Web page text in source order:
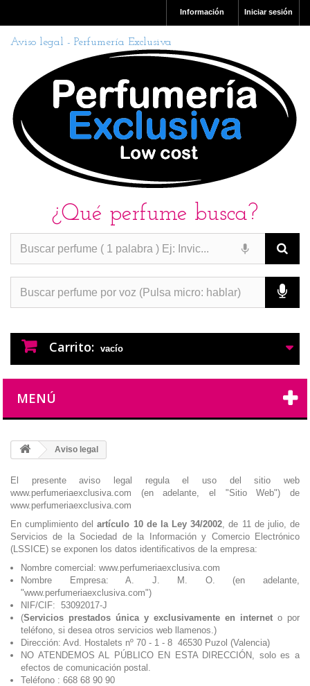
Iniciar sesión
Información
Aviso legal - Perfumería Exclusiva
¿Qué perfume busca?
Carrito: vacío
MENÚ
Aviso legal
El presente aviso legal regula el uso del sitio web
www.perfumeriaexclusiva.com (en adelante, el "Sitio Web") de
www.perfumeriaexclusiva.com
En cumplimiento delartículo 10 de la Ley 34/2002 , de 11 de julio, de
Servicios de la Sociedad de la Información y Comercio Electrónico
(LSSICE) se exponen los datos identificativos de la empresa:
Nombre comercial: www.perfumeriaexclusiva.com
Nombre Empresa: A. J. M. O. (en adelante,
"www.perfumeriaexclusiva.com")
NIF/CIF: 53092017-J
(Servicios prestados única y exclusivamente en internet o por
teléfono, si desea otros servicios web llamenos.)
Dirección: Avd. Hostalets nº 70 - 1 - 8 46530 Puzol (Valencia)
NO ATENDEMOS AL PÚBLICO EN ESTA DIRECCIÓN, solo es a
efectos de comunicación postal.
Teléfono : 668 68 90 90